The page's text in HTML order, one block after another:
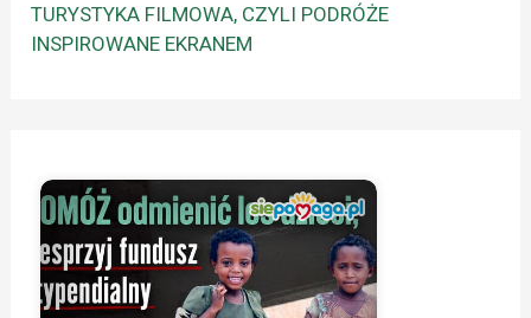
TURYSTYKA FILMOWA, CZYLI PODRÓŻE
INSPIROWANE EKRANEM